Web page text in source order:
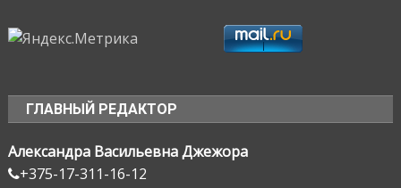
ГЛАВНЫЙ РЕДАКТОР
Александра Васильевна Джежора
+375-17-311-16-12